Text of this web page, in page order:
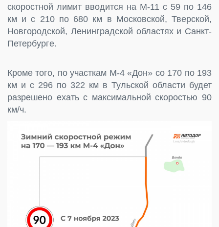
скоростной лимит вводится на М-11 с 59 по 146
км и с 210 по 680 км в Московской, Тверской,
Новгородской, Ленинградской областях и Санкт-
Петербурге.
Кроме того, по участкам М-4 «Дон» со 170 по 193
км и с 296 по 322 км в Тульской области будет
разрешено ехать с максимальной скоростью 90
км/ч.